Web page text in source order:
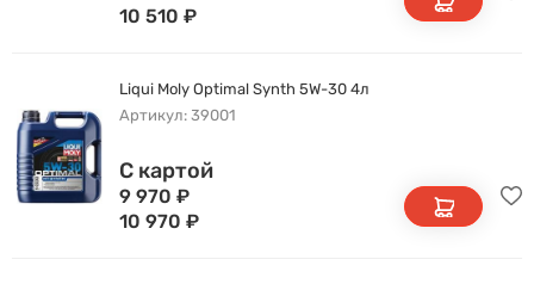
10 510 ₽
Liqui Moly Optimal Synth 5W-30 4л
Артикул: 39001
С картой
9 970 ₽
10 970 ₽